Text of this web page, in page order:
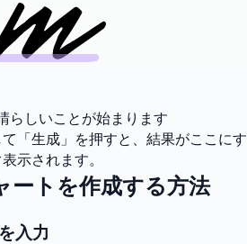
らしいことが始まります
「生成」を押すと、結果がここにす
表示されます。
ートを作成する方法
入力